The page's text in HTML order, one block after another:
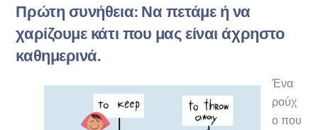
Πρώτη συνήθεια: Να πετάμε ή να
χαρίζουμε κάτι που μας είναι άχρηστο
καθημερινά.
Ένα
ρούχ
ο που